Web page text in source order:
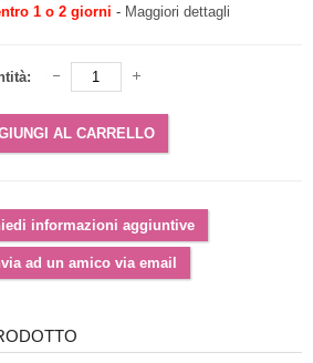
1 o 2 giorni - Maggiori dettagli